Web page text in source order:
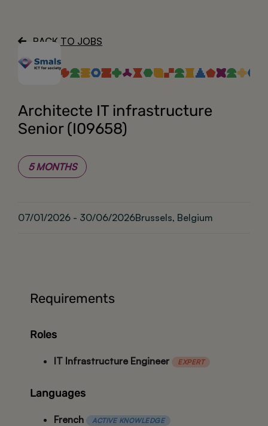
AboutBACK TO JOBS
Architecte IT infrastructure
Senior (I09658)
5 MONTHS
07/01/2026 - 30/06/2026Brussels, Belgium
Requirements
Roles
IT Infrastructure Engineer EXPERT
Languages
French ACTIVE KNOWLEDGE